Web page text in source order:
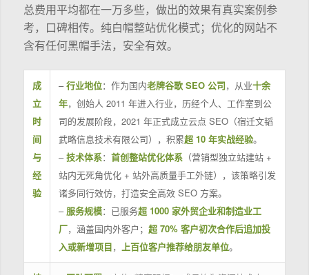
总费用平均都在一万多些，做出的效果有真实案例参
考，口碑相传。纯白帽整站优化模式；优化的网站不
含有任何黑帽手法，安全有效。
成
立
时
间
与
经
验
–行业地位：作为国内老牌谷歌 SEO 公司，从业十余
年，创始人 2011 年进入行业，历经个人、工作室到公
司的发展阶段，2021 年正式成立云点 SEO（宿迁文韬
武略信息技术有限公司），积累超 10 年实战经验。
–技术体系： 首创整站优化体系（营销型独立站建站 +
站内无死角优化 + 站外高质量手工外链），该策略引发
诸多同行效仿，打造安全高效 SEO 方案。
– 服务规模：已服务超 1000 家外贸企业和制造业工
厂，涵盖国内外客户； 超 70% 客户初次合作后追加投
入或新增项目， 上百位客户推荐给朋友单位。